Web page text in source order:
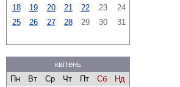
18
19 20 21 22 23
24
25
26 27 28 29 30 31
квітень
Пн
Вт Ср Чт Пт Сб
Нд